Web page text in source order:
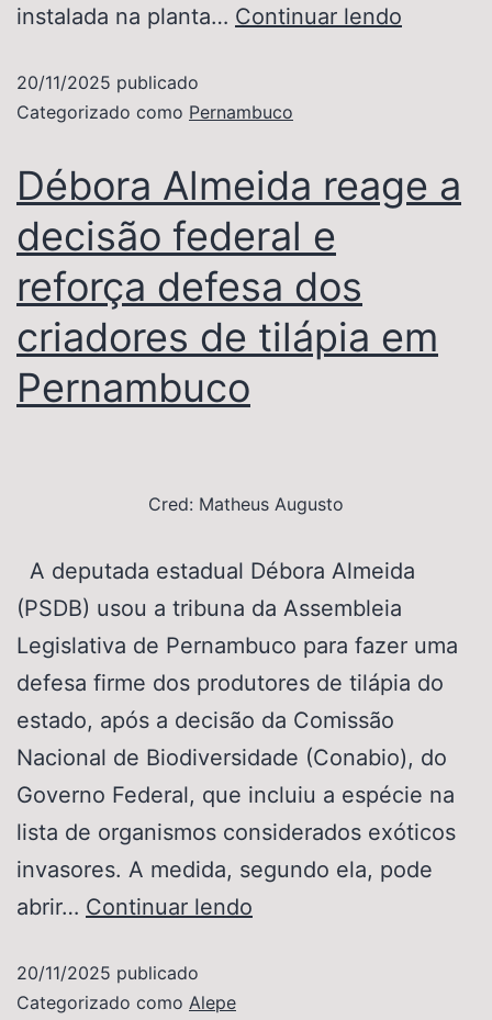
instalada na planta… Continuar lendo
20/11/2025 publicado
Categorizado como Pernambuco
Débora Almeida reage a
decisão federal e
reforça defesa dos
criadores de tilápia em
Pernambuco
Cred: Matheus Augusto
A deputada estadual Débora Almeida
(PSDB) usou a tribuna da Assembleia
Legislativa de Pernambuco para fazer uma
defesa firme dos produtores de tilápia do
estado, após a decisão da Comissão
Nacional de Biodiversidade (Conabio), do
Governo Federal, que incluiu a espécie na
lista de organismos considerados exóticos
invasores. A medida, segundo ela, pode
abrir… Continuar lendo
20/11/2025 publicado
Categorizado como Alepe